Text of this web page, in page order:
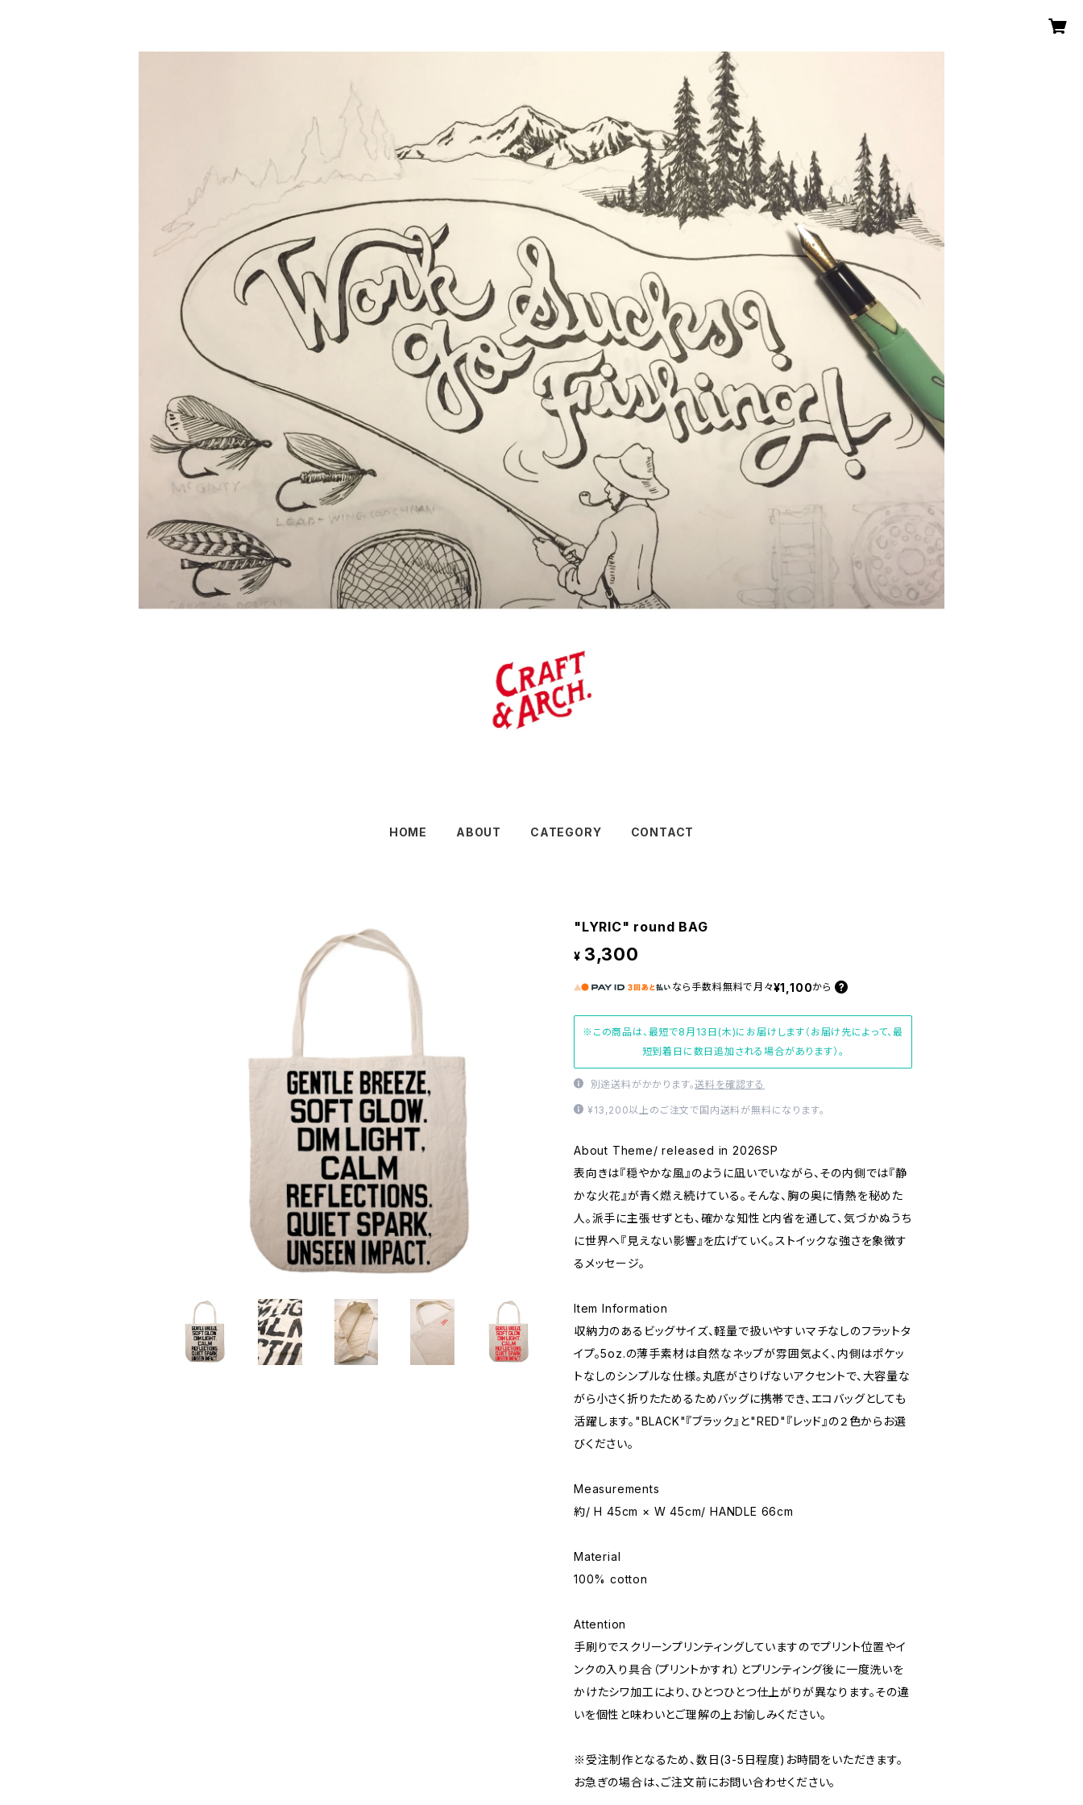
HOME ABOUT CATEGORY CONTACT
"LYRIC" round BAG
¥ 3,300
なら 手数料無料で 月々¥1,100から
※この商品は、最短で8月13日(木)にお届けします（お届け先によって、最
短到着日に数日追加される場合があります）。
別途送料がかかります。送料を確認する
¥13,200以上のご注文で国内送料が無料になります。
About Theme/ released in 2026SP
表向きは『穏やかな風』のように凪いでいながら、その内側では『静
かな火花』が青く燃え続けている。そんな、胸の奥に情熱を秘めた
人。派手に主張せずとも、確かな知性と内省を通して、気づかぬうち
に世界へ『見えない影響』を広げていく。ストイックな強さを象徴す
るメッセージ。
Item Information
収納力のあるビッグサイズ、軽量で扱いやすいマチなしのフラットタ
イプ。5oz.の薄手素材は自然なネップが雰囲気よく、内側はポケッ
トなしのシンプルな仕様。丸底がさりげないアクセントで、大容量な
がら小さく折りたためるためバッグに携帯でき、エコバッグとしても
活躍します。"BLACK"『ブラック』と"RED"『レッド』の２色からお選
びください。
Measurements
約/ H 45cm × W 45cm/ HANDLE 66cm
Material
100% cotton
Attention
手刷りでスクリーンプリンティングしていますのでプリント位置やイ
ンクの入り具合（プリントかすれ）とプリンティング後に一度洗いを
かけたシワ加工により、ひとつひとつ仕上がりが異なります。その違
いを個性と味わいとご理解の上お愉しみください。
※受注制作となるため、数日(3-5日程度)お時間をいただきます。
お急ぎの場合は、ご注文前にお問い合わせください。